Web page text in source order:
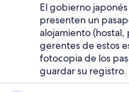
El gobierno
presenten un
alojamiento (hostal,
gerentes de estos
fotocopia de los
guardar su registro.